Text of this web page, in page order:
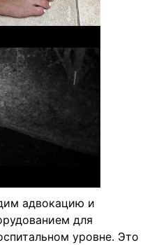
адвокацию и
для
уровне. Это